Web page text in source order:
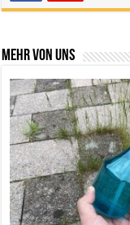
Mehr von uns